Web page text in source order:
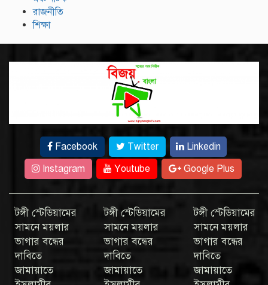
রাজনীতি
শিক্ষা
Facebook Twitter
Linkedin
Instagram
Youtube Google Plus
টঙ্গী স্টেডিয়ামের
সামনে ময়লার
ভাগার বন্ধের
দাবিতে
জামায়াতে
টঙ্গী স্টেডিয়ামের
সামনে ময়লার
ভাগার বন্ধের
দাবিতে
জামায়াতে
টঙ্গী স্টেডিয়ামের
সামনে ময়লার
ভাগার বন্ধের
দাবিতে
জামায়াতে